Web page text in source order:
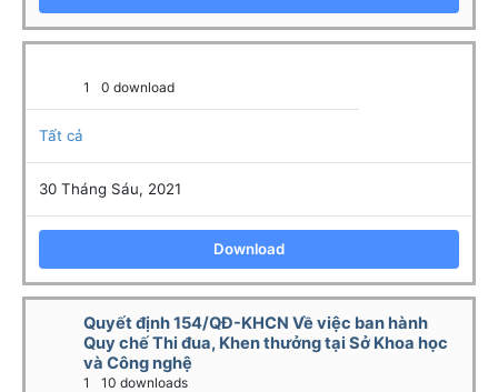
1 0 download
Tất cả
30 Tháng Sáu, 2021
Download
Quyết định 154/QĐ-KHCN Về việc ban hành
Quy chế Thi đua, Khen thưởng tại Sở Khoa học
và Công nghệ
1 10 downloads